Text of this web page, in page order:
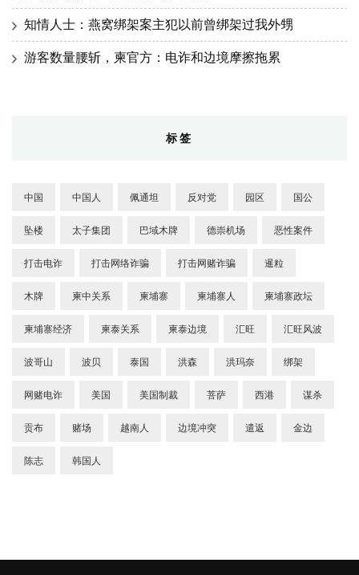
知情人士：燕窝绑架案主犯以前曾绑架过我外甥
游客数量腰斩，柬官方：电诈和边境摩擦拖累
标签
中国 中国人 佩通坦 反对党 园区 国公
坠楼 太子集团 巴域木牌 德崇机场 恶性案件
打击电诈 打击网络诈骗 打击网赌诈骗 暹粒
木牌 柬中关系 柬埔寨 柬埔寨人 柬埔寨政坛
柬埔寨经济 柬泰关系 柬泰边境 汇旺 汇旺风波
波哥山 波贝 泰国 洪森 洪玛奈 绑架
网赌电诈 美国 美国制裁 菩萨 西港 谋杀
贡布 赌场 越南人 边境冲突 遣返 金边
陈志 韩国人